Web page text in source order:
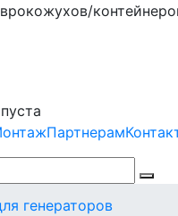
Партнерам
генераторов